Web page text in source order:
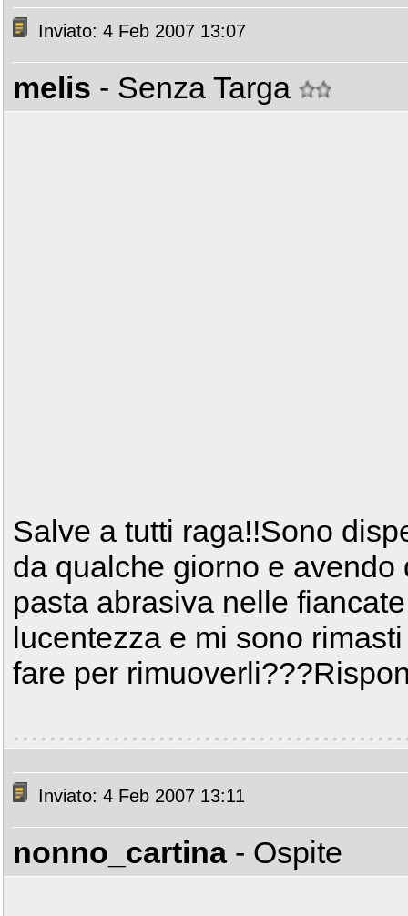
Inviato: 4 Feb 2007 13:07
melis - Senza Targa
Salve a tutti raga!!Sono
da qualche giorno e
pasta abrasiva nelle
lucentezza e mi sono
fare per
Inviato: 4 Feb 2007 13:11
nonno_cartina - Ospite